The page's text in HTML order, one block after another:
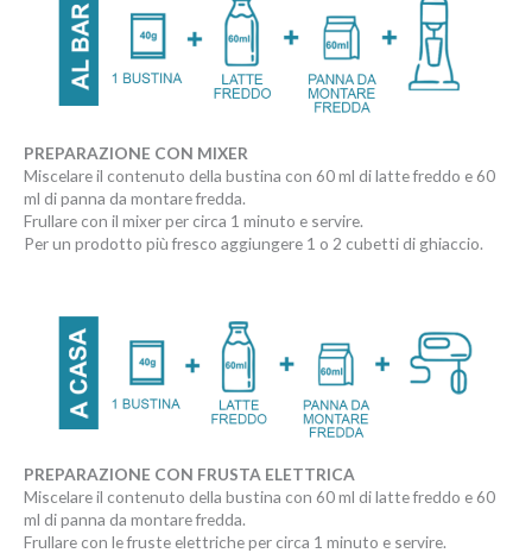
PREPARAZIONE CON MIXER
Miscelare il contenuto della bustina con 60 ml di latte freddo e 60
ml di panna da montare fredda.
Frullare con il mixer per circa 1 minuto e servire.
Per un prodotto più fresco aggiungere 1 o 2 cubetti di ghiaccio.
PREPARAZIONE CON FRUSTA ELETTRICA
Miscelare il contenuto della bustina con 60 ml di latte freddo e 60
ml di panna da montare fredda.
Frullare con le fruste elettriche per circa 1 minuto e servire.